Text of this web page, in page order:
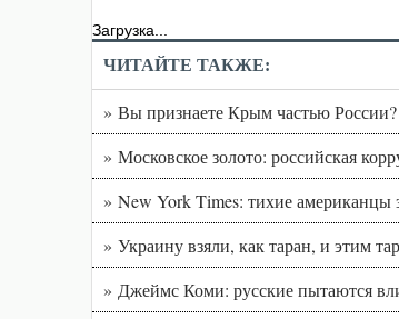
Загрузка...
ЧИТАЙТЕ ТАКЖЕ:
» Вы признаете Крым частью России?
» Московское золото: российская
» New York Times: тихие
» Украину взяли, как таран, и этим
» Джеймс Коми: русские пытаются